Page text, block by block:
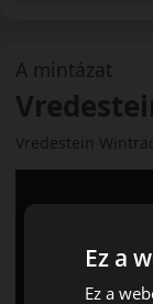
A mintázat
Vredestein
Ez a
Ez a